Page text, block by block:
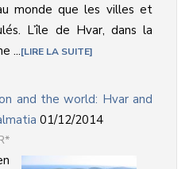
monde que les villes et
L’île de Hvar, dans la
... LIRE LA SUITE
and the world: Hvar and
01/12/2014